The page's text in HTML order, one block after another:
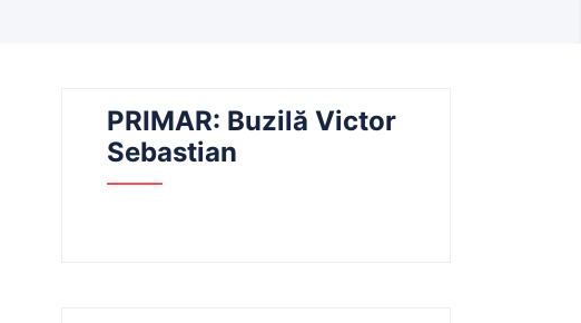
PRIMAR: Buzilă Victor
Sebastian